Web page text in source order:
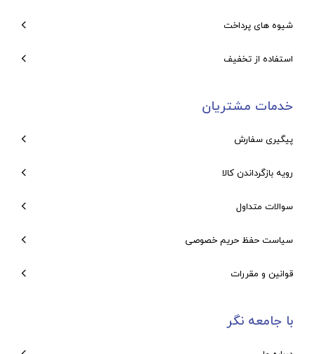
شیوه های پرداخت
استفاده از تخفیف
خدمات مشتریان
پیگیری سفارش
رویه بازگرداندن کالا
سوالات متداول
سیاست حفظ حریم خصوصی
قوانین و مقررات
با جامعه نگر